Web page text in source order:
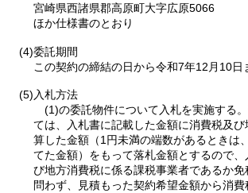
宮崎県西諸県郡高原町大字広原5066
ほか仕様書のとおり
(4)委託期間
この契約の締結の日から令和7年12月10日
(5)入札方法
(1)の委託物件について入札を実施する
ては、入札書に記載した金額に消費税及
算した金額（1円未満の端数があるときは
てた金額）をもって落札金額とするので
び地方消費税に係る課税事業者であるか
問わず、見積もった契約希望金額から消